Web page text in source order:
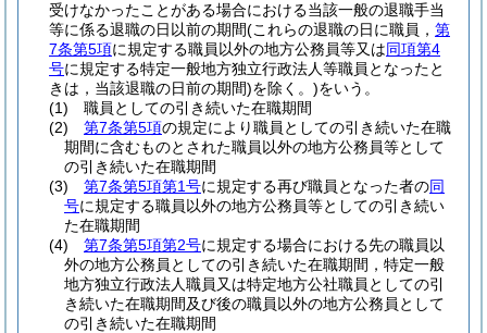
受けなかったことがある場合における当該一般の退職手当
等に係る退職の日以前の期間(これらの退職の日に職員， 第
7条第5項に規定する職員以外の地方公務員等又は同項第4
号に規定する特定一般地方独立行政法人等職員となったと
きは，当該退職の日前の期間)を除く。)をいう。
(1)
職員としての引き続いた在職期間
(2)
第7条第5項の規定により職員としての引き続いた在職
期間に含むものとされた職員以外の地方公務員等として
の引き続いた在職期間
(3)
第7条第5項第1号に規定する再び職員となった者の同
号に規定する職員以外の地方公務員等としての引き続い
た在職期間
(4)
第7条第5項第2号に規定する場合における先の職員以
外の地方公務員としての引き続いた在職期間，特定一般
地方独立行政法人職員又は特定地方公社職員としての引
き続いた在職期間及び後の職員以外の地方公務員として
の引き続いた在職期間